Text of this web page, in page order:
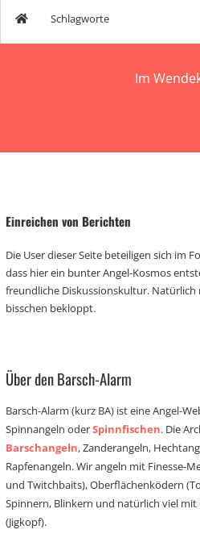
Schlagworte
Im
Einreichen von Berichten
Die User dieser Seite beteiligen sich im
dass hier ein bunter Angel-Kosmos
freundliche Diskussionskultur.
bisschen bekloppt.
Über den Barsch-Alarm
Barsch-Alarm (kurz BA) ist eine Angel-
Spinnangeln oderSpinnfischen. Die
Barschangeln, Zanderangeln,
Rapfenangeln. Wir angeln mit Finesse-
und Twitchbaits), Oberflächenködern
Spinnern, Blinkern und natürlich viel
(Jigkopf).